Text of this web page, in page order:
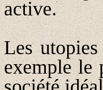
active.
Les
exemple le